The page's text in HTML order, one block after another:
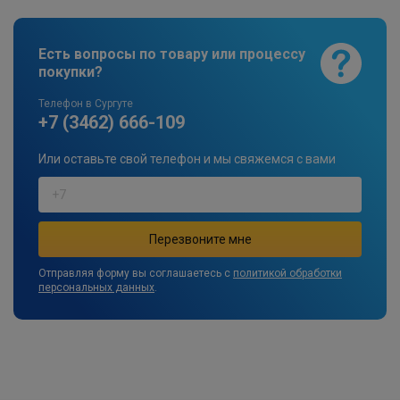
Есть вопросы по товару или процессу
покупки?
Телефон в Сургуте
+7 (3462) 666-109
Или оставьте свой телефон и мы свяжемся с вами
Отправляя форму вы соглашаетесь с политикой обработки
персональных данных.